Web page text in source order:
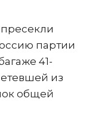
партии
41-
из
общей